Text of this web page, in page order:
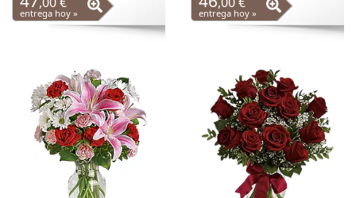
entrega hoy » entrega hoy »